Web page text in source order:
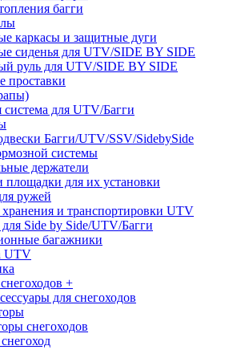
багги
каркасы и защитные дуги
сиденья для UTV/SIDE BY SIDE
руль для UTV/SIDE BY SIDE
проставки
система для UTV/Багги
Багги/UTV/SSV/SidebySide
системы
держатели
для их установки
ружей
и транспортировки UTV
Side by Side/UTV/Багги
багажники
UTV
+
для снегоходов
снегоходов